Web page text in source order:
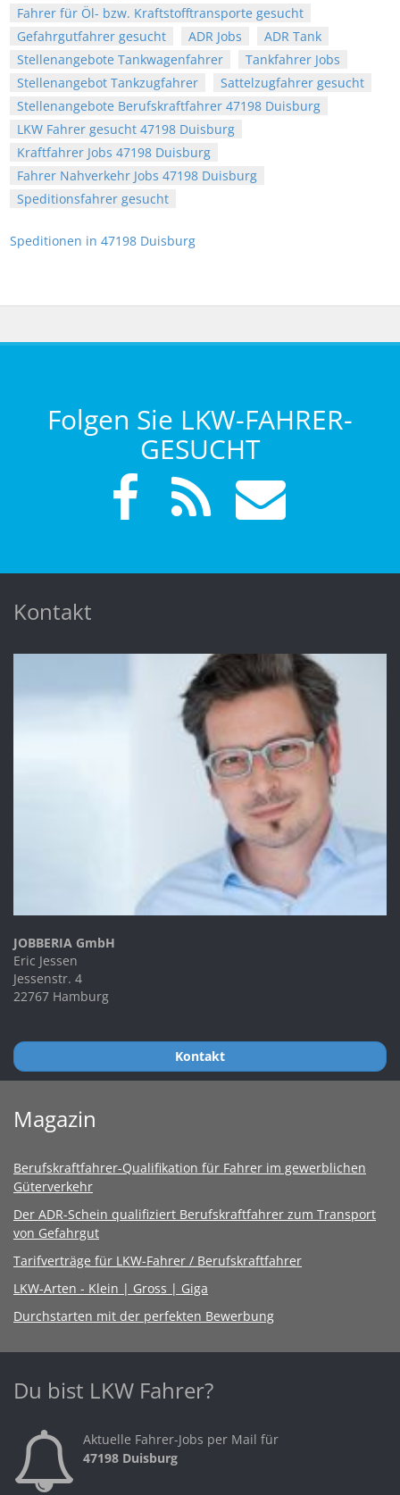
Fahrer für Öl- bzw. Kraftstofftransporte gesucht
Gefahrgutfahrer gesucht
ADR Jobs
ADR Tank
Stellenangebote Tankwagenfahrer
Tankfahrer Jobs
Stellenangebot Tankzugfahrer
Sattelzugfahrer gesucht
Stellenangebote Berufskraftfahrer 47198 Duisburg
LKW Fahrer gesucht 47198 Duisburg
Kraftfahrer Jobs 47198 Duisburg
Fahrer Nahverkehr Jobs 47198 Duisburg
Speditionsfahrer gesucht
Speditionen in 47198 Duisburg
Folgen Sie LKW-FAHRER-
GESUCHT
Kontakt
JOBBERIA GmbH
Eric Jessen
Jessenstr. 4
22767 Hamburg
Kontakt
Magazin
Berufskraftfahrer-Qualifikation für Fahrer im gewerblichen
Güterverkehr
Der ADR-Schein qualifiziert Berufskraftfahrer zum Transport
von Gefahrgut
Tarifverträge für LKW-Fahrer / Berufskraftfahrer
LKW-Arten - Klein | Gross | Giga
Durchstarten mit der perfekten Bewerbung
Du bist LKW Fahrer?
Aktuelle Fahrer-Jobs per Mail für
47198 Duisburg